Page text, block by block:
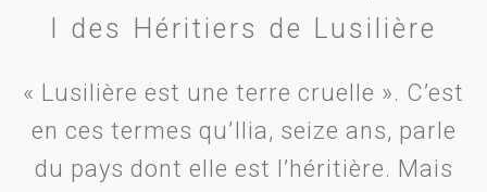
I des Héritiers de Lusilière
« Lusilière est une terre cruelle ». C’est
en ces termes qu’Ilia, seize ans, parle
du pays dont elle est l’héritière. Mais